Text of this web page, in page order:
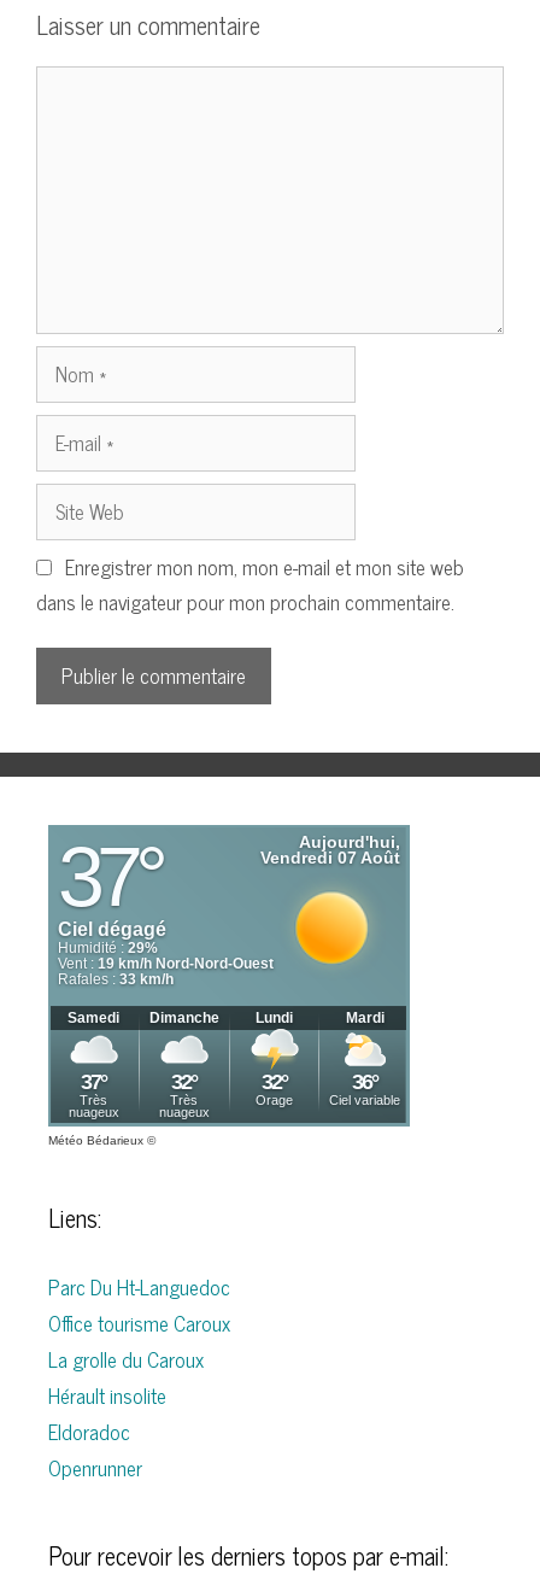
Laisser un commentaire
Commentaire
Nom
E-
mail
Site
Web
Enregistrer mon nom, mon e-mail et mon site web
dans le navigateur pour mon prochain commentaire.
Météo Bédarieux ©
Liens:
Parc Du Ht-Languedoc
Office tourisme Caroux
La grolle du Caroux
Hérault insolite
Eldoradoc
Openrunner
Pour recevoir les derniers topos par e-mail: